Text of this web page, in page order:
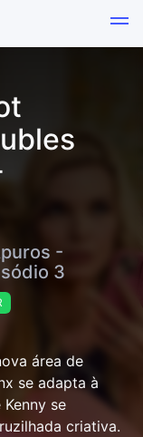
-
3
área de
se adapta à
se
criativa.